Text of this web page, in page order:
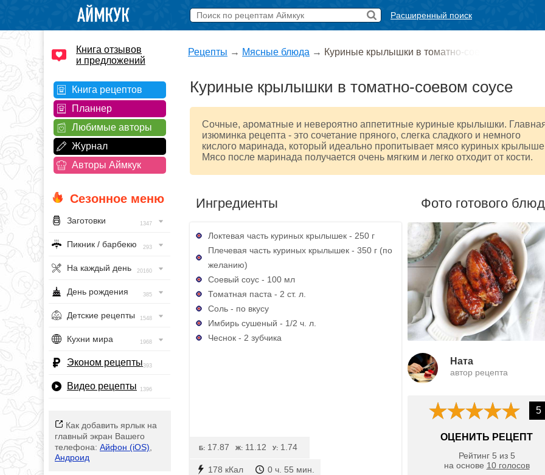
Расширенный поиск
Книга отзывов
и предложений
Книга рецептов
Планнер
Любимые авторы
Журнал
Авторы Аймкук
Сезонное меню
Заготовки 1347
Пикник / барбекю 293
На каждый день 20160
День рождения 385
Детские рецепты 1548
Кухни мира 1968
Эконом рецепты393
Видео рецепты 1396
Как добавить ярлык на
главный экран Вашего
телефона: Айфон (iOS)
Андроид
Рецепты → Мясные блюда → Куриные крылышки в томатно-сое
Куриные крылышки в томатно-соевом соусе
Сочные, ароматные и невероятно аппетитные куриные крылышки.
изюминка рецепта - это сочетание пряного, слегка сладкого и немного
кислого маринада, который идеально пропитывает мясо куриных
Мясо после маринада получается очень мягким и легко отходит от кости.
Ингредиенты
Локтевая часть куриных крылышек - 250 г
Плечевая часть куриных крылышек - 350 г (по
желанию)
Соевый соус - 100 мл
Томатная паста - 2 ст. л.
Соль - по вкусу
Имбирь сушеный - 1/2 ч. л.
Чеснок - 2 зубчика
178 кКал 0 ч. 55 мин.
Б: 17.87 Ж: 11.12 У: 1.74
Фото готового
Ната
автор рецепта
5
ОЦЕНИТЬ РЕЦЕПТ
Рейтинг 5 из 5
на основе 10голосов